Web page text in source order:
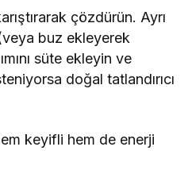
çözdürün. Ayrı
buz ekleyerek
süte ekleyin ve
doğal tatlandırıcı
keyifli hem de enerji